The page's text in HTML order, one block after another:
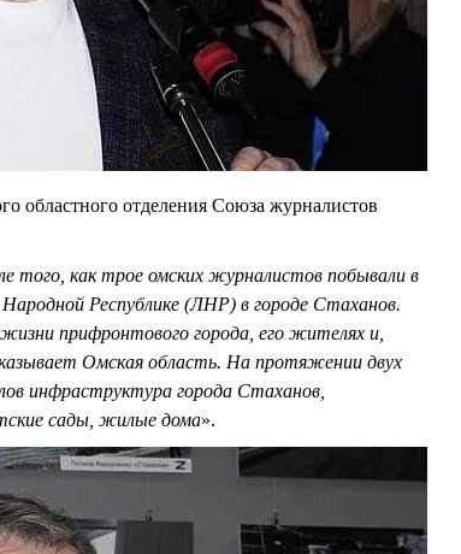
областного отделения Союза журналистов
того, как трое омских журналистов побывали в
Народной Республике (ЛНР) в городе Стаханов.
прифронтового города, его жителях и,
Омская область. На протяжении двух
инфраструктура города Стаханов,
сады, жилые дома».